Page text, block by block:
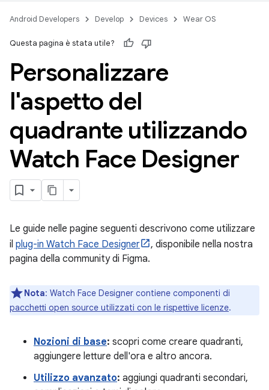
Android Developers Develop Devices Wear OS
Questa pagina è stata utile?
Personalizzare
l'aspetto del
quadrante utilizzando
Watch Face Designer
Le guide nelle pagine seguenti descrivono come utilizzare
il plug-in Watch Face Designer
, disponibile nella nostra
pagina della community di Figma.
Nota: Watch Face Designer contiene componenti di
pacchetti open source utilizzati con le rispettive licenze.
Nozioni di base: scopri come creare quadranti,
aggiungere letture dell'ora e altro ancora.
Utilizzo avanzato: aggiungi quadranti secondari,